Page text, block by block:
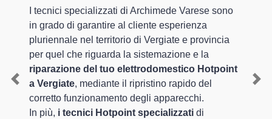
I tecnici specializzati di Archimede Varese sono
in grado di garantire al cliente esperienza
pluriennale nel territorio di Vergiate e provincia
per quel che riguarda la sistemazione e la
riparazione del tuo elettrodomestico Hotpoint
a Vergiate, mediante il ripristino rapido del
corretto funzionamento degli apparecchi.
In più, i tecnici Hotpoint specializzati di
Previous